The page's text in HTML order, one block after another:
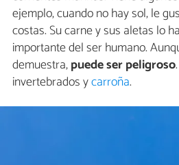
ejemplo, cuando no hay sol, le
costas. Su carne y sus aletas lo
importante del ser humano.
demuestra,puede ser peligroso
invertebrados ycarroña.